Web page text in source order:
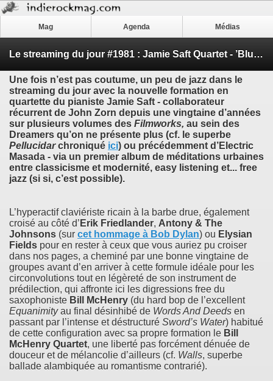
Mag Agenda Médias
Le streaming du jour #1981 : Jamie Saft Quartet - ’Blue Dream’
Une fois n’est pas coutume, un peu de jazz dans le
streaming du jour avec la nouvelle formation en
quartette du pianiste Jamie Saft - collaborateur
récurrent de John Zorn depuis une vingtaine d’années
sur plusieurs volumes des Filmworks, au sein des
Dreamers qu’on ne présente plus (cf. le superbe
Pellucidar chroniqué ici) ou précédemment d’Electric
Masada - via un premier album de méditations urbaines
entre classicisme et modernité, easy listening et... free
jazz (si si, c’est possible).
L’hyperactif claviériste ricain à la barbe drue, également
croisé au côté d’ Erik Friedlander, Antony & The
Johnsons (sur cet hommage à Bob Dylan) ou Elysian
Fields pour en rester à ceux que vous auriez pu croiser
dans nos pages, a cheminé par une bonne vingtaine de
groupes avant d’en arriver à cette formule idéale pour les
circonvolutions tout en légèreté de son instrument de
prédilection, qui affronte ici les digressions free du
saxophoniste Bill McHenry (du hard bop de l’excellent
Equanimityau final désinhibé de Words And Deeds en
passant par l’intense et déstructuré Sword’s Water) habitué
de cette configuration avec sa propre formation le Bill
McHenry Quartet, une liberté pas forcément dénuée de
douceur et de mélancolie d’ailleurs (cf. Walls, superbe
ballade alambiquée au romantisme contrarié).